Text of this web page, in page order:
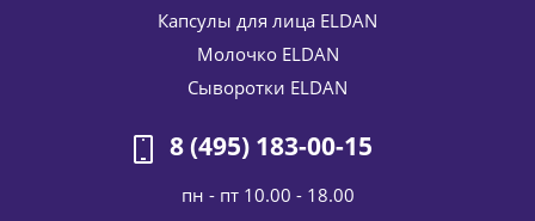
Капсулы для лица ELDAN
Молочко ELDAN
Сыворотки ELDAN
8 (495) 183-00-15
пн - пт 10.00 - 18.00